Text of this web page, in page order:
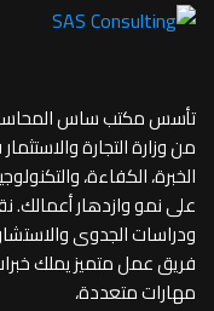
من وزارة التجارة
الخبرة، الكفاءة،
على نمو وازدهار أعمالك.
ودراسات الجدوى
فريق عمل متميز يملك
مهارات متعددة،